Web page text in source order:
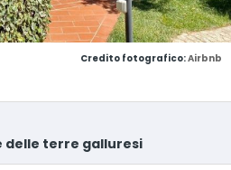
Credito fotografico:Airbnb
delle terre galluresi